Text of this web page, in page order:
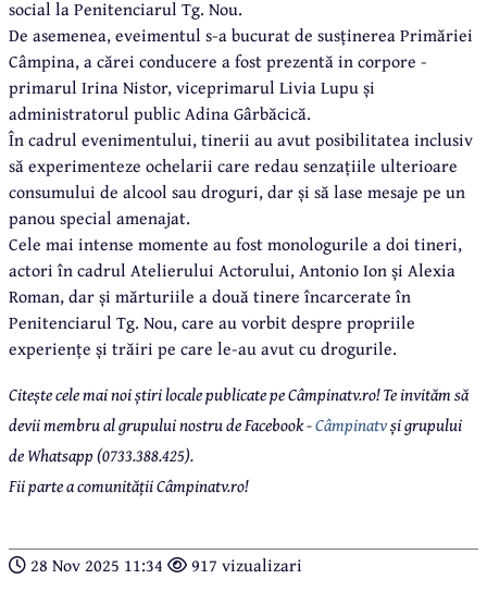
social la Penitenciarul Tg. Nou.
De asemenea, eveimentul s-a bucurat de susținerea Primăriei
Câmpina, a cărei conducere a fost prezentă in corpore -
primarul Irina Nistor, viceprimarul Livia Lupu și
administratorul public Adina Gârbăcică.
În cadrul evenimentului, tinerii au avut posibilitatea inclusiv
să experimenteze ochelarii care redau senzațiile ulterioare
consumului de alcool sau droguri, dar și să lase mesaje pe un
panou special amenajat.
Cele mai intense momente au fost monologurile a doi tineri,
actori în cadrul Atelierului Actorului, Antonio Ion și Alexia
Roman, dar și mărturiile a două tinere încarcerate în
Penitenciarul Tg. Nou, care au vorbit despre propriile
experiențe și trăiri pe care le-au avut cu drogurile.
Citește cele mai noi știri locale publicate pe Câmpinatv.ro! Te invităm să
devii membru al grupului nostru de Facebook -Câmpinatvși grupului
de Whatsapp (0733.388.425).
Fii parte a comunității Câmpinatv.ro!
28 Nov 2025 11:34 917 vizualizari